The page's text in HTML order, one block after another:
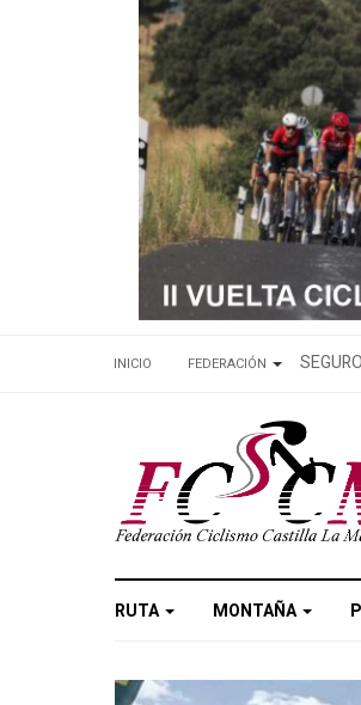
INICIO FEDERACIÓN
RUTA MONTAÑA